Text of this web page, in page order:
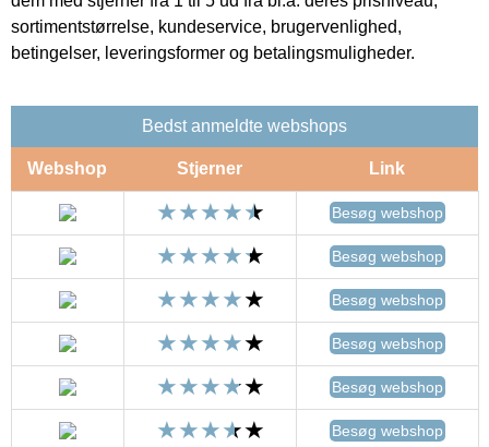
sortimentstørrelse, kundeservice, brugervenlighed,
betingelser, leveringsformer og betalingsmuligheder.
Bedst anmeldte webshops
Webshop Stjerner Link
Besøg webshop
Besøg webshop
Besøg webshop
Besøg webshop
Besøg webshop
Besøg webshop